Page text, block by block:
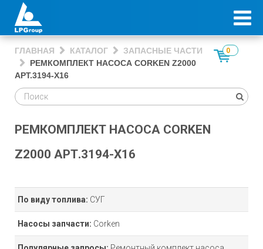
ГЛАВНАЯ КАТАЛОГ
ЗАПАСНЫЕ ЧАСТИ
РЕМКОМПЛЕКТ НАСОСА CORKEN Z2000
АРТ.3194-Х16
0
РЕМКОМПЛЕКТ НАСОСА CORKEN
Z2000 АРТ.3194-Х16
По виду топлива: СУГ
Насосы запчасти: Corken